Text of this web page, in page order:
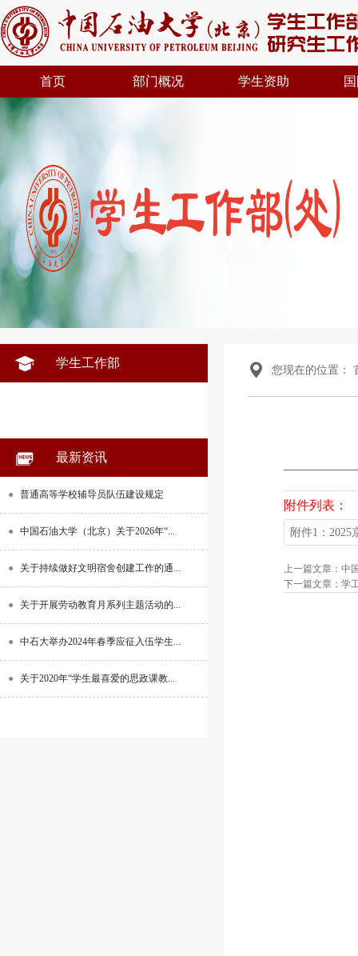
首页 部门概况 学生资助
学生工作部
最新资讯
● 普通高等学校辅导员队伍建设规定
● 中国石油大学（北京）关于2026年“...
● 关于持续做好文明宿舍创建工作的通...
● 关于开展劳动教育月系列主题活动的...
● 中石大举办2024年春季应征入伍学生...
● 关于2020年“学生最喜爱的思政课教...
您现在的位置：
附件列表：
附件1：
上一篇文章：中
下一篇文章：学